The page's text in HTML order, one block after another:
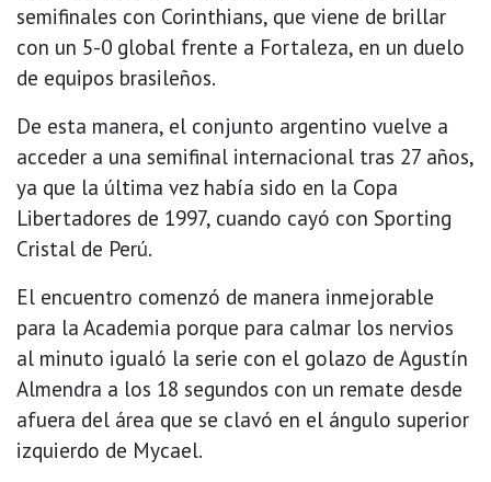
semifinales con Corinthians, que viene de brillar
con un 5-0 global frente a Fortaleza, en un duelo
de equipos brasileños.
De esta manera, el conjunto argentino vuelve a
acceder a una semifinal internacional tras 27 años,
ya que la última vez había sido en la Copa
Libertadores de 1997, cuando cayó con Sporting
Cristal de Perú.
El encuentro comenzó de manera inmejorable
para la Academia porque para calmar los nervios
al minuto igualó la serie con el golazo de Agustín
Almendra a los 18 segundos con un remate desde
afuera del área que se clavó en el ángulo superior
izquierdo de Mycael.